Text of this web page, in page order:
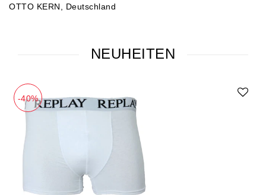
OTTO KERN
Deutschland
NEUHEITEN
-40%